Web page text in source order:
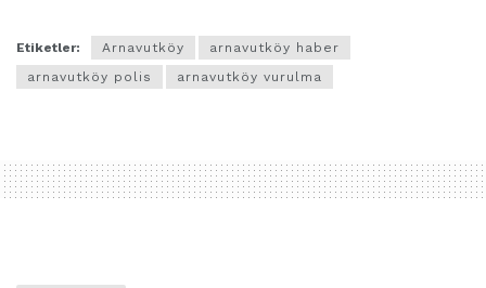
Etiketler: Arnavutköy
arnavutköy haber
arnavutköy polis
arnavutköy vurulma